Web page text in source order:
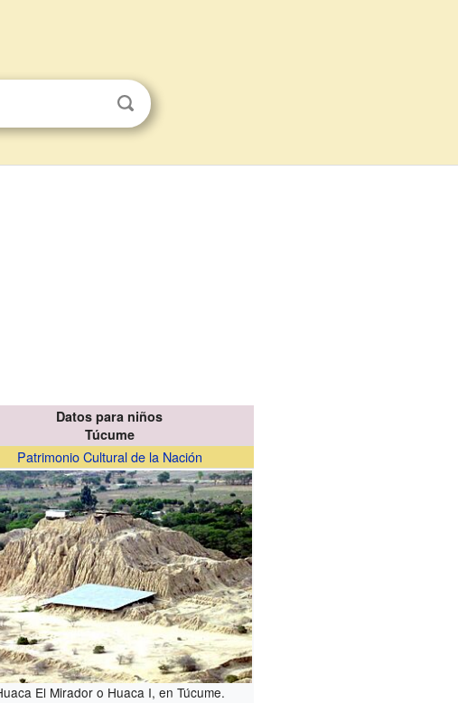
Datos para niños
Túcume
Patrimonio Cultural de la Nación
El Mirador o Huaca I, en Túcume.